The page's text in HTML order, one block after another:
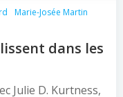
Marie-Josée Martin
dans les
Julie D. Kurtness,